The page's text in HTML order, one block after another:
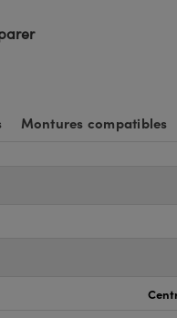
Montures compatibles